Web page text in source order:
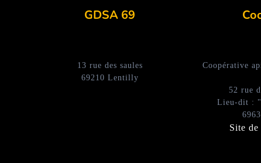
GDSA 69
13 rue des saules
69210 Lentilly
Coopérative
52 rue
Lieu-dit :
Site